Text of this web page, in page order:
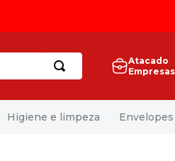
Atacado
Empresas
Higiene e limpeza